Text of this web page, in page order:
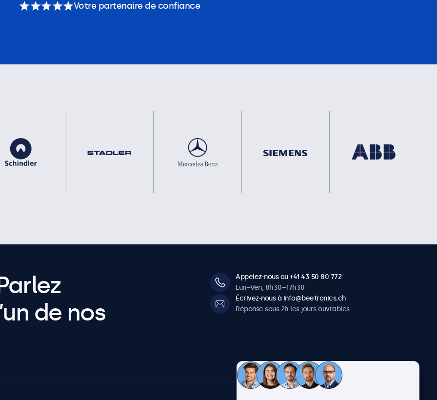
Votre partenaire de confiance
de nos
Appelez-nous au +41 43 50 80 772
Lun–Ven, 8h30–17h30
Écrivez-nous à info@beetronics.ch
Réponse sous 2h les jours ouvrables